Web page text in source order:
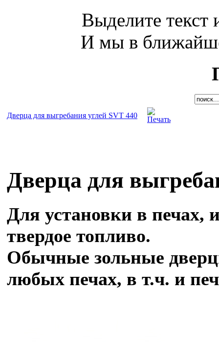
Выделите
И мы в
Дверца для выгребания углей SVT 440
Дверца для
Для установки в печах,
твердое топливо.
Обычные зольные
любых печах, в т.ч. и